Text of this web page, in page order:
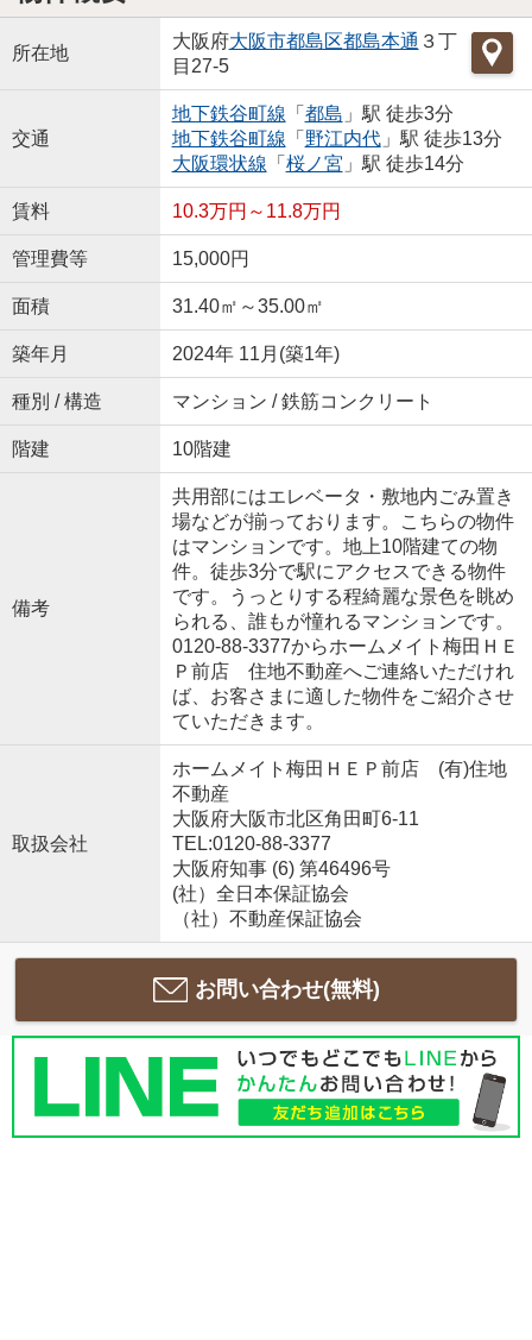
所在地
大阪府大阪市都島区都島本通 ３丁
目27-5
交通
地下鉄谷町線 「 都島 」駅 徒歩3分
地下鉄谷町線 「 野江内代」駅 徒歩13分
大阪環状線 「 桜ノ宮 」駅 徒歩14分
賃料 10.3万円～11.8万円
管理費等 15,000円
面積 31.40㎡～35.00㎡
築年月 2024年 11月(築1年)
種別 / 構造 マンション / 鉄筋コンクリート
階建 10階建
備考
共用部にはエレベータ・敷地内ごみ置き
場などが揃っております。こちらの物件
はマンションです。地上10階建ての物
件。徒歩3分で駅にアクセスできる物件
です。うっとりする程綺麗な景色を眺め
られる、誰もが憧れるマンションです。
0120-88-3377からホームメイト梅田ＨＥ
Ｐ前店 住地不動産へご連絡いただけれ
ば、お客さまに適した物件をご紹介させ
ていただきます。
取扱会社
ホームメイト梅田ＨＥＰ前店 (有)住地
不動産
大阪府大阪市北区角田町6-11
TEL:0120-88-3377
大阪府知事 (6) 第46496号
(社）全日本保証協会
（社）不動産保証協会
お問い合わせ(無料)